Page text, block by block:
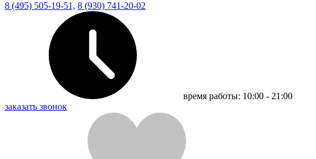
8 (495) 505-19-51, 8 (930) 741-20-02
время работы: 10:00 - 21:00
заказать звонок